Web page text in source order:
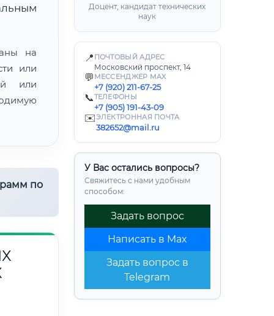
Доцент, кандидат технических
наук
📍 ПОЧТОВЫЙ АДРЕС
Московский проспект, 14
💬 МЕССЕНДЖЕР MAX
+7 (920) 211-67-25
📞ТЕЛЕФОНЫ
+7 (905) 191-43-09
✉️ЭЛЕКТРОННАЯ ПОЧТА
382652@mail.ru
У Вас остались вопросы?
Свяжитесь с нами удобным
способом:
Задать вопрос
Написать в Max
Задать вопрос в
Telegram
на
или
или
по